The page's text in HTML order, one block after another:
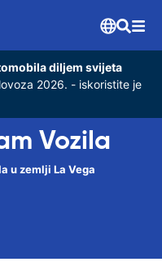
diljem svijeta
2026. - iskoristite je
Vozila
u zemlji La Vega